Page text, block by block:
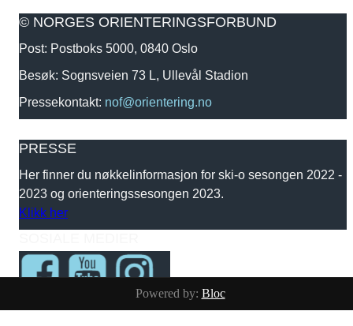
© NORGES ORIENTERINGSFORBUND
Post: Postboks 5000, 0840 Oslo
Besøk: Sognsveien 73 L, Ullevål Stadion
Pressekontakt: nof@orientering.no
PRESSE
Her finner du nøkkelinformasjon for ski-o sesongen 2022 -
2023 og orienteringssesongen 2023.
Klikk her
Powered by: Bloc